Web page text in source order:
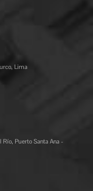
Lima
Puerto Santa Ana -